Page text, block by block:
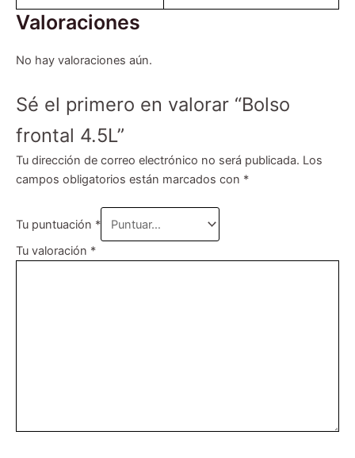
Valoraciones
No hay valoraciones aún.
Sé el primero en valorar “Bolso
frontal 4.5L”
Tu dirección de correo electrónico no será publicada. Los
campos obligatorios están marcados con *
Tu puntuación *
Tu valoración *